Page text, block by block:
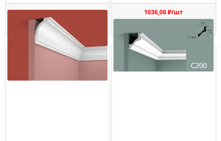
617,00 ₽/шт
Купить
1036,00 ₽/шт